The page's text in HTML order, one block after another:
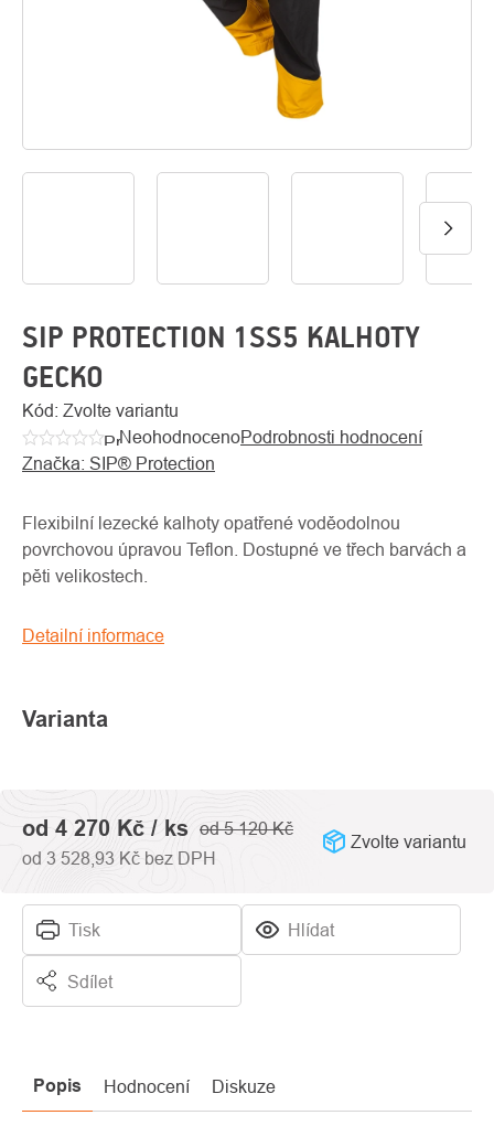
O
SIP PROTECTION 1SS5 KALHOTY
GECKO
Kód: Zvolte variantu
Průměrné
hodnocení
je
0,0
z
hvězdiček.
NeohodnocenoPodrobnosti hodnocení
Značka: SIP® Protection
Varianta
Flexibilní lezecké kalhoty opatřené voděodolnou
povrchovou úpravou Teflon. Dostupné ve třech barvách a
pěti velikostech.
Detailní informace
Tisk Hlídat
Sdílet
od 5 120 Kč
od4 270 Kč / ks
od 3 528,93 Kč bez DPH
Zvolte variantu
Popis Hodnocení Diskuze